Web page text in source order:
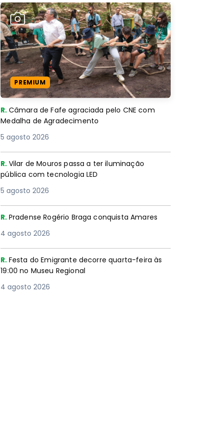
PREMIUM
R. Câmara de Fafe agraciada pelo CNE com
Medalha de Agradecimento
5 agosto 2026
R. Vilar de Mouros passa a ter iluminação
pública com tecnologia LED
5 agosto 2026
R. Pradense Rogério Braga conquista Amares
4 agosto 2026
R. Festa do Emigrante decorre quarta-feira às
19:00 no Museu Regional
4 agosto 2026